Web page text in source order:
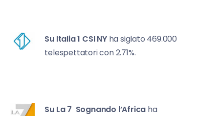
Su Italia 1 CSI NY ha siglato 469.000
telespettatori con 2.71%.
Su La 7 Sognando l’Africa ha